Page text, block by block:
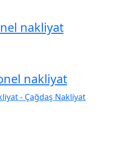
nakliyat
nakliyat